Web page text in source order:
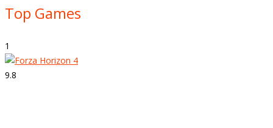
Top Games
1
9.8